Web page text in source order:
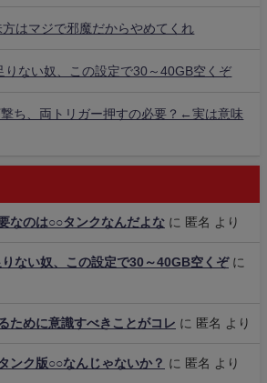
方はマジで邪魔だからやめてくれ
りない奴、この設定で30～40GB空くぞ
撃ち、両トリガー押すの必要？←実は意味
なのは○○タンクなんだよな に 匿名 より
りない奴、この設定で30～40GB空くぞに
ために意識すべきことがコレ に 匿名 より
ンク版○○なんじゃないか？ に 匿名 より